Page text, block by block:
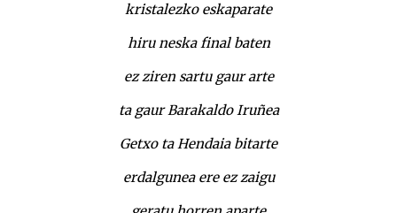
kristalezko eskaparate
hiru neska final baten
ez ziren sartu gaur arte
ta gaur Barakaldo Iruñea
Getxo ta Hendaia bitarte
erdalgunea ere ez zaigu